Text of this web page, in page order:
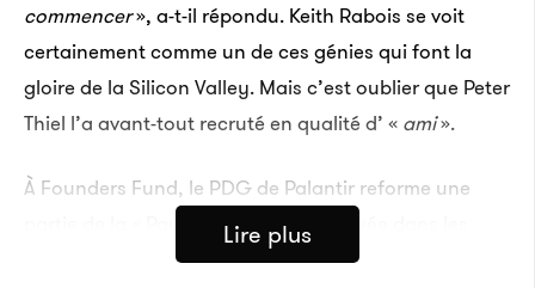
commencer», a-t-il répondu. Keith Rabois se voit
certainement comme un de ces génies qui font la
gloire de la Silicon Valley. Mais c’est oublier que Peter
Thiel l’a avant-tout recruté en qualité d’ « ami».
À Founders Fund, le PDG de Palantir reforme une
partie de la « PayPal Mafia », constituée dans les
années 2000 au sein de la société de paiement en
Lire plus